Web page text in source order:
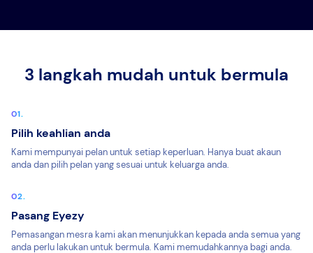
3 langkah mudah untuk bermula
Pilih keahlian anda
Kami mempunyai pelan untuk setiap keperluan. Hanya buat akaun
anda dan pilih pelan yang sesuai untuk keluarga anda.
Pasang Eyezy
Pemasangan mesra kami akan menunjukkan kepada anda semua yang
anda perlu lakukan untuk bermula. Kami memudahkannya bagi anda.